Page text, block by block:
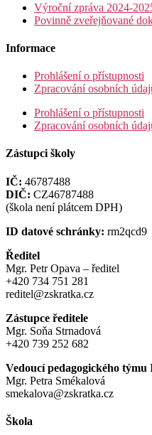
Výroční zpráva 2024-
Povinně zveřejňované
Informace
Prohlášení o přístupnosti
Zpracování osobních
Prohlášení o přístupnosti
Zpracování osobních
Zástupci školy
IČ: 46787488
DIČ: CZ46787488
(škola není plátcem DPH)
ID datové schránky: rm2qcd9
Ředitel
Mgr. Petr Opava – ředitel
+420 734 751 281
reditel@zskratka.cz
Zástupce ředitele
Mgr. Soňa Strnadová
+420 739 252 682
Vedoucí pedagogického týmu
Mgr. Petra Smékalová
smekalova@zskratka.cz
Škola